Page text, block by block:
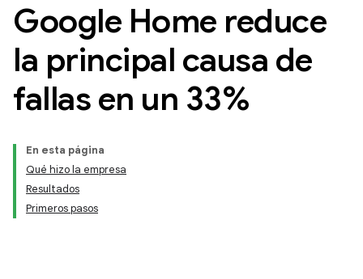
Google Home reduce
la principal causa de
fallas en un 33%
En esta página
Qué hizo la empresa
Resultados
Primeros pasos